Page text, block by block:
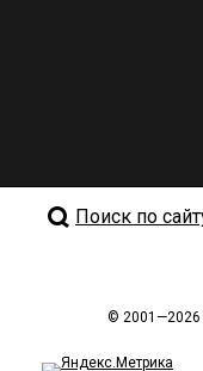
Поиск по
© 2001—2026